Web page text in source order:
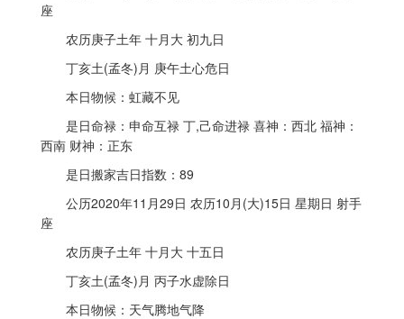
座
农历庚子土年 十月大 初九日
丁亥土(孟冬)月 庚午土心危日
本日物候：虹藏不见
是日命禄：申命互禄 丁,己命进禄 喜神：西北 福神：
西南 财神：正东
是日搬家吉日指数：89
公历2020年11月29日 农历10月(大)15日 星期日 射手
座
农历庚子土年 十月大 十五日
丁亥土(孟冬)月 丙子水虚除日
本日物候：天气腾地气降